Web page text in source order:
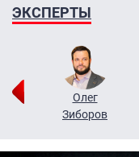
ЭКСПЕРТЫ
Олег
Зиборов